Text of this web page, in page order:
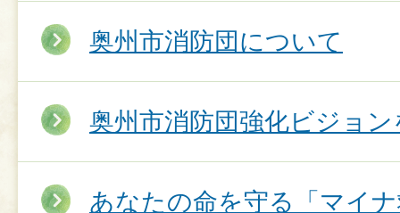
奥州市消防団について
奥州市消防団強化ビジョ
あなたの命を守る「マイ